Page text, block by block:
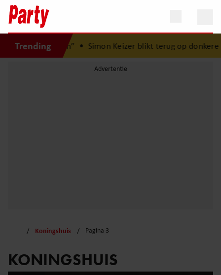
Trending
geboren”• Simon Keizer blikt terug op donkere periode:
Koningshuis Pagina 3
KONINGSHUIS